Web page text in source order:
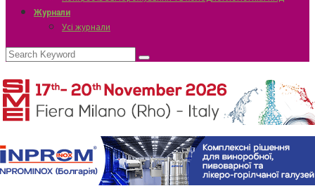
Журнали
Усі журнали